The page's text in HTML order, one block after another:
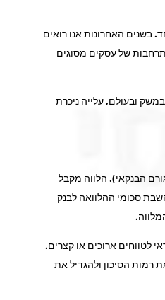
בשנים האחרונות אנו רואים
של עסקים מסוגים
ובעולם, עלייה ניכרת
הבנקאי). הלווה מקבל
סכומי ההלוואה לבנק
לטווחים ארוכים או קצרים.
רמות הסיכון ולהגדיל את